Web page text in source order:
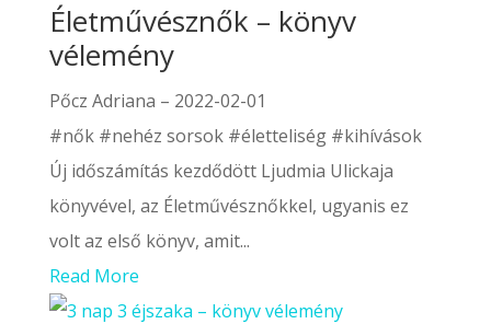
Életművésznők – könyv
vélemény
Pőcz Adriana – 2022-02-01
#nők #nehéz sorsok #életteliség #kihívások
Új időszámítás kezdődött Ljudmia Ulickaja
könyvével, az Életművésznőkkel, ugyanis ez
volt az első könyv, amit...
Read More